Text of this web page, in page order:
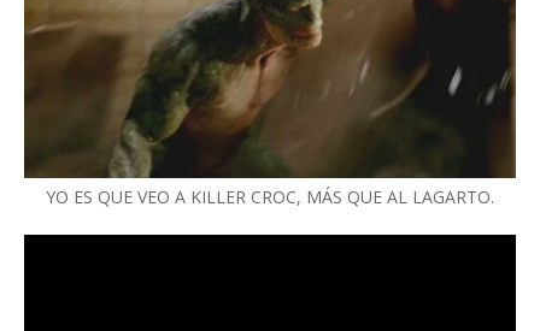
YO ES QUE VEO A KILLER CROC, MÁS QUE AL LAGARTO.